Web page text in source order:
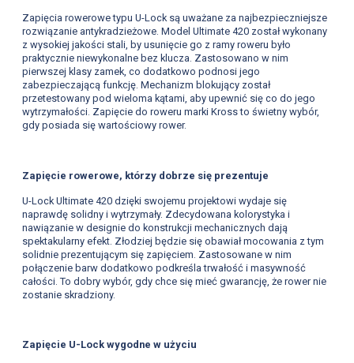
Zapięcia rowerowe typu U-Lock są uważane za najbezpieczniejsze
rozwiązanie antykradzieżowe. Model Ultimate 420 został wykonany
z wysokiej jakości stali, by usunięcie go z ramy roweru było
praktycznie niewykonalne bez klucza. Zastosowano w nim
pierwszej klasy zamek, co dodatkowo podnosi jego
zabezpieczającą funkcję. Mechanizm blokujący został
przetestowany pod wieloma kątami, aby upewnić się co do jego
wytrzymałości. Zapięcie do roweru marki Kross to świetny wybór,
gdy posiada się wartościowy rower.
Zapięcie rowerowe, którzy dobrze się prezentuje
U-Lock Ultimate 420 dzięki swojemu projektowi wydaje się
naprawdę solidny i wytrzymały. Zdecydowana kolorystyka i
nawiązanie w designie do konstrukcji mechanicznych dają
spektakularny efekt. Złodziej będzie się obawiał mocowania z tym
solidnie prezentującym się zapięciem. Zastosowane w nim
połączenie barw dodatkowo podkreśla trwałość i masywność
całości. To dobry wybór, gdy chce się mieć gwarancję, że rower nie
zostanie skradziony.
Zapięcie U-Lock wygodne w użyciu